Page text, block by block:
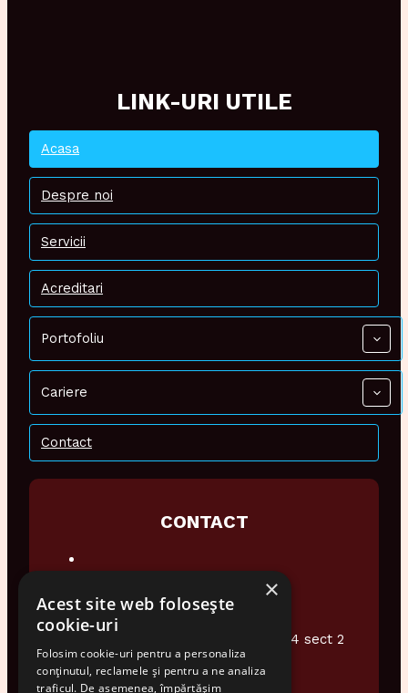
LINK-URI UTILE
Acasa
Despre noi
Servicii
Acreditari
Portofoliu
Cariere
Contact
CONTACT
0374 948 076
office@audiotech.ro
Str. Popa Soare Nr 16 et.2 Ap4 sect 2
Bucuresti
×
Acest site web folosește
cookie-uri
Folosim cookie-uri pentru a personaliza
conținutul, reclamele și pentru a ne analiza
traficul. De asemenea, împărtășim